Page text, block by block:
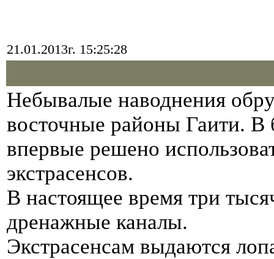
21.01.2013г. 15:25:28
Небывалые наводнения
восточные районы Гаити. В
впервые решено
экстрасенсов.
В настоящее время три
дренажные каналы.
Экстрасенсам выдаются